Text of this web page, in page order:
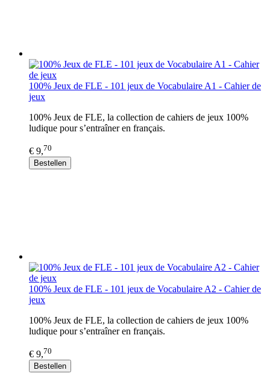
100% Jeux de FLE - 101 jeux de Vocabulaire A1 - Cahier de
jeux
100% Jeux de FLE, la collection de cahiers de jeux 100%
ludique pour s’entraîner en français.
€ 9,70
Bestellen
100% Jeux de FLE - 101 jeux de Vocabulaire A2 - Cahier de
jeux
100% Jeux de FLE, la collection de cahiers de jeux 100%
ludique pour s’entraîner en français.
€ 9,70
Bestellen